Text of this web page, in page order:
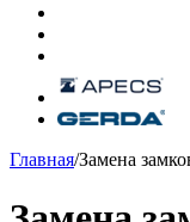
Главная/Замена